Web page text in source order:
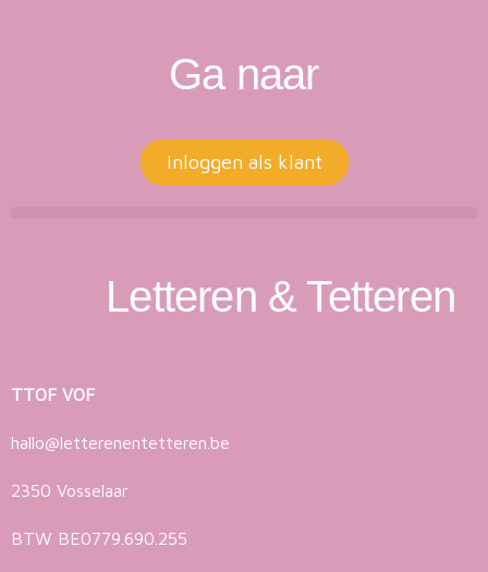
Ga naar
Inloggen als klant
Letteren & Tetteren
TTOF VOF
hallo@letterenentetteren.be
2350 Vosselaar
BTW BE0779.690.255